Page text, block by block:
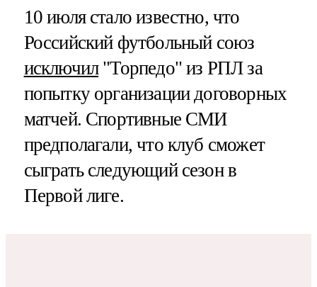
10 июля стало известно, что
Российский футбольный союз
исключил"Торпедо" из РПЛ за
попытку организации договорных
матчей. Спортивные СМИ
предполагали, что клуб сможет
сыграть следующий сезон в
Первой лиге.